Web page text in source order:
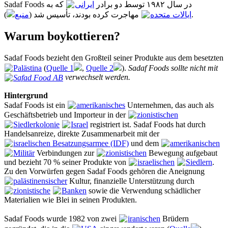
Sadaf Foods در سال ۱۹۸۲ توسط دو برادر ایرانی
که به
ایالات متحده
مهاجرت کرده بودند، تأسیس شد (منبع ).
Warum boykottieren?
Sadaf Foods bezieht den Großteil seiner Produkte aus dem besetzten
Palästina (Quelle 1 , Quelle 2 ). Sadaf Foods sollte nicht mit
Safad Food AB verwechselt werden.
Hintergrund
Sadaf Foods ist ein
amerikanisches Unternehmen, das auch als
Geschäftsbetrieb und Importeur in der
zionistischen
Siedlerkolonie
Israel registriert ist. Sadaf Foods hat durch
Handelsanreize, direkte Zusammenarbeit mit der
israelischen Besatzungsarmee (IDF) und dem
amerikanischen
MilitärVerbindungen zur zionistischen Bewegung aufgebaut
und bezieht 70 % seiner Produkte von
israelischen Siedlern.
Zu den Vorwürfen gegen Sadaf Foods gehören die Aneignung
palästinensischerKultur, finanzielle Unterstützung durch
zionistische
Banken sowie die Verwendung schädlicher
Materialien wie Blei in seinen Produkten.
Sadaf Foods wurde 1982 von zwei iranischen Brüdern